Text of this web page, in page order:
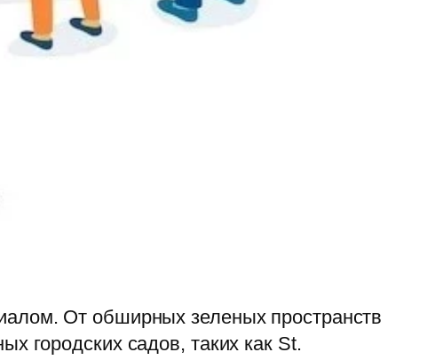
От обширных зеленых пространств
городских садов, таких как St.